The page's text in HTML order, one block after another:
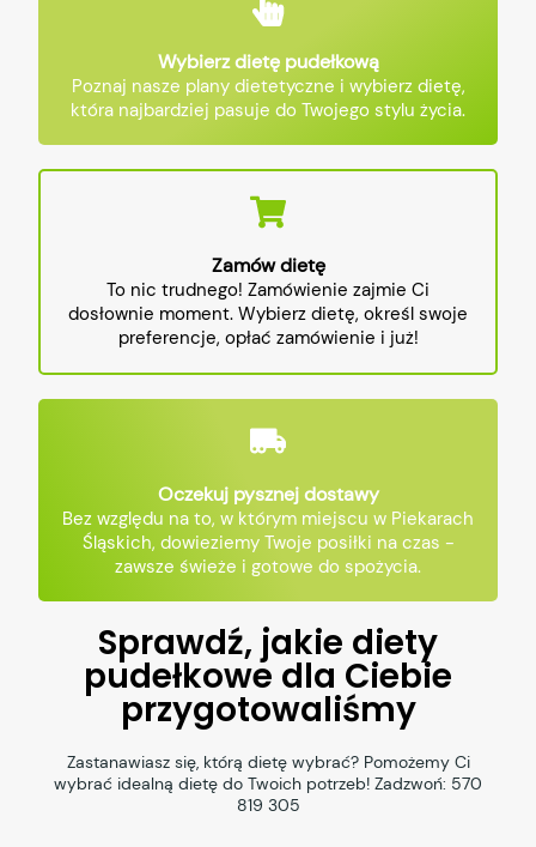
Wybierz dietę pudełkową
Poznaj nasze plany dietetyczne i wybierz dietę,
która najbardziej pasuje do Twojego stylu życia.
Zamów dietę
To nic trudnego! Zamówienie zajmie Ci
dosłownie moment. Wybierz dietę, określ swoje
preferencje, opłać zamówienie i już!
Oczekuj pysznej dostawy
Bez względu na to, w którym miejscu w Piekarach
Śląskich, dowieziemy Twoje posiłki na czas -
zawsze świeże i gotowe do spożycia.
Sprawdź, jakie diety
pudełkowe dla Ciebie
przygotowaliśmy
Zastanawiasz się, którą dietę wybrać? Pomożemy Ci
wybrać idealną dietę do Twoich potrzeb! Zadzwoń: 570
819 305